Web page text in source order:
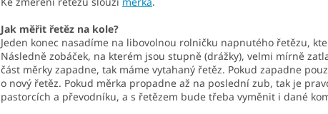
Jak měřit řetěz na kole?
Jeden konec nasadíme na libovolnou rolničku napnutého řetězu,
Následně zobáček, na kterém jsou stupně (drážky), velmi mírně
část měrky zapadne, tak máme vytahaný řetěz. Pokud zapadne
o nový řetěz. Pokud měrka propadne až na poslední zub, tak je
pastorcích a převodníku, a s řetězem bude třeba vyměnit i dané